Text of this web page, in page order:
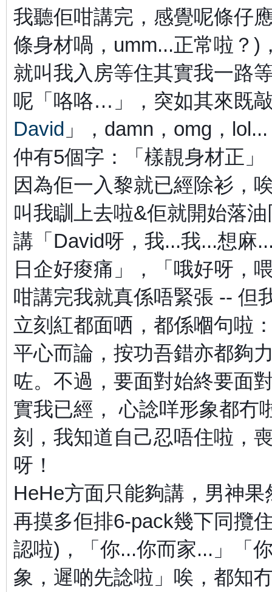
我聽佢咁講完，感覺呢條仔
條身材喎，umm...正常啦？)
就叫我入房等住其實我一路
呢「咯咯…」，突如其來既
David 」，damn ，omg，
仲有5個字：「樣靚身材正」
因為佢一入黎就已經除衫，
叫我瞓上去啦&佢就開始落
講「David呀，我...我...想麻
日企好痠痛」，「哦好呀，
咁講完我就真係唔緊張 -- 但
立刻紅都面哂，都係嗰句啦
平心而論，按功吾錯亦都夠
咗。不過，要面對始終要面
實我已經， 心諗咩形象都冇
刻，我知道自己忍唔住啦，
呀！
HeHe方面只能夠講，男神
再摸多佢排6-pack幾下同攬
認啦)，「你...你而家...」「
象，遲啲先諗啦」唉，都知